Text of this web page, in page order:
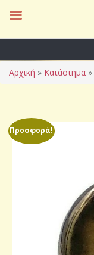
Αρχική » Κατάστημα »
Προσφορά!